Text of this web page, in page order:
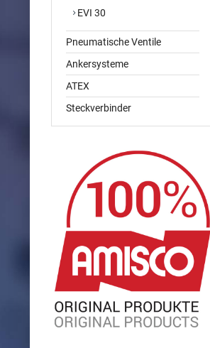
EVI 30
Pneumatische Ventile
Ankersysteme
ATEX
Steckverbinder